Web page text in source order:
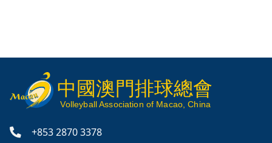
中國澳門排球總會
Volleyball Association of Macao, China
+853 2870 3378